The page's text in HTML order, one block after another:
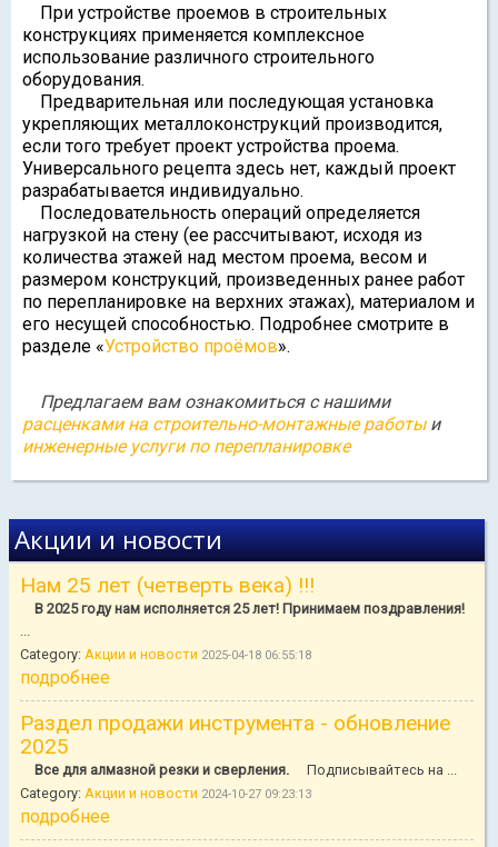
При устройстве проемов в строительных
конструкциях применяется комплексное
использование различного строительного
оборудования.
Предварительная или последующая установка
укрепляющих металлоконструкций производится,
если того требует проект устройства проема.
Универсального рецепта здесь нет, каждый проект
разрабатывается индивидуально.
Последовательность операций определяется
нагрузкой на стену (ее рассчитывают, исходя из
количества этажей над местом проема, весом и
размером конструкций, произведенных ранее работ
по перепланировке на верхних этажах), материалом и
его несущей способностью. Подробнее смотрите в
разделе «Устройство проёмов».
Предлагаем вам ознакомиться с нашими
расценками на строительно-монтажные работыи
инженерные услуги по перепланировке
Акции и новости
Нам 25 лет (четверть века) !!!
В 2025 году нам исполняется 25 лет! Принимаем поздравления!
Category: Акции и новости 2025-04-18 06:55:18
подробнее
Раздел продажи инструмента - обновление
2025
Все для алмазной резки и сверления. Подписывайтесь на ...
Category: Акции и новости 2024-10-27 09:23:13
подробнее